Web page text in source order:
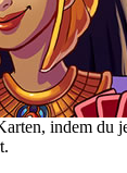
indem du